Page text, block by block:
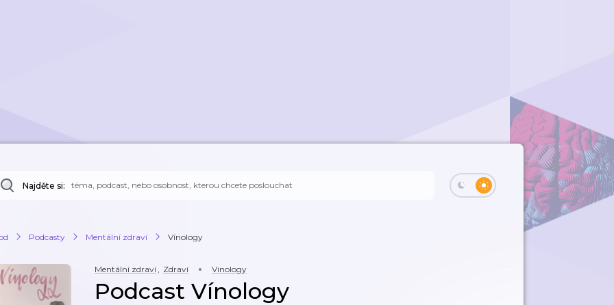
Najděte si:
Podcasty Mentální zdraví Vínology
Mentální zdraví, Zdraví Vinology
Podcast Vínology